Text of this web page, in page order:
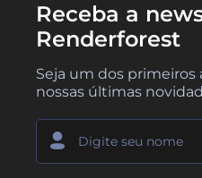
Receba a
Renderforest
Seja um dos primeiros
nossas últimas